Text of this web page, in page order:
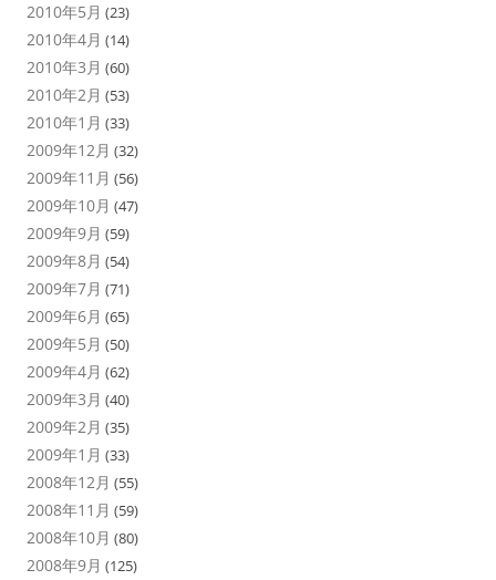
2010年5月 (23)
2010年4月 (14)
2010年3月 (60)
2010年2月 (53)
2010年1月 (33)
2009年12月 (32)
2009年11月 (56)
2009年10月 (47)
2009年9月 (59)
2009年8月 (54)
2009年7月 (71)
2009年6月 (65)
2009年5月 (50)
2009年4月 (62)
2009年3月 (40)
2009年2月 (35)
2009年1月 (33)
2008年12月 (55)
2008年11月 (59)
2008年10月 (80)
2008年9月 (125)